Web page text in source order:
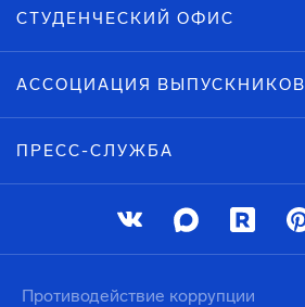
СТУДЕНЧЕСКИЙ ОФИС
АССОЦИАЦИЯ ВЫПУСКНИКОВ
ПРЕСС-СЛУЖБА
Противодействие коррупции